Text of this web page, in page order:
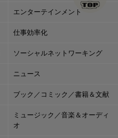
エンターテインメント
仕事効率化
ソーシャルネットワーキング
ニュース
ブック／コミック／書籍＆文献
ミュージック／音楽＆オーディ
オ